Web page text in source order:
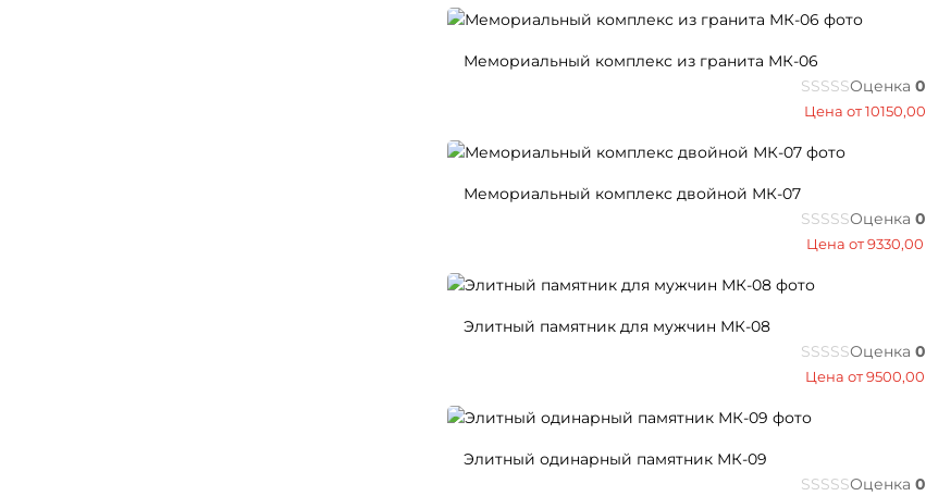
Мемориальный комплекс из гранита МК-06
Оценка0
Цена от10150,00
Мемориальный комплекс двойной МК-07
Оценка0
Цена от9330,00
Элитный памятник для мужчин МК-08
Оценка0
Цена от9500,00
Элитный одинарный памятник МК-09
Оценка0